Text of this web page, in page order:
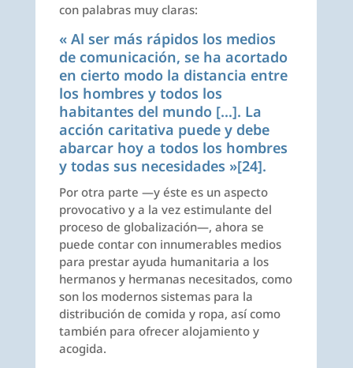
con palabras muy claras:
« Al ser más rápidos los medios
de comunicación, se ha acortado
en cierto modo la distancia entre
los hombres y todos los
habitantes del mundo […]. La
acción caritativa puede y debe
abarcar hoy a todos los hombres
y todas sus necesidades »[24].
Por otra parte —y éste es un aspecto
provocativo y a la vez estimulante del
proceso de globalización—, ahora se
puede contar con innumerables medios
para prestar ayuda humanitaria a los
hermanos y hermanas necesitados, como
son los modernos sistemas para la
distribución de comida y ropa, así como
también para ofrecer alojamiento y
acogida.